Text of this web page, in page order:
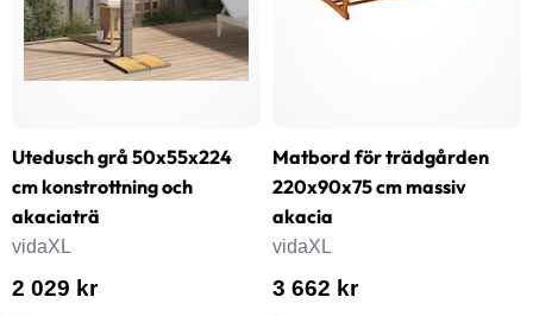
Utedusch grå 50x55x224
cm konstrottning och
akaciaträ
vidaXL
2 029 kr
Matbord för trädgården
220x90x75 cm massiv
akacia
vidaXL
3 662 kr